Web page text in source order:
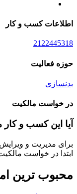
اطلاعات کسب و کار
2122445318
حوزه فعالیت
بدنسازی
در خواست مالکیت
آیا این کسب و
برای مدیریت و
ابتدا در خواست
محبوب ترین